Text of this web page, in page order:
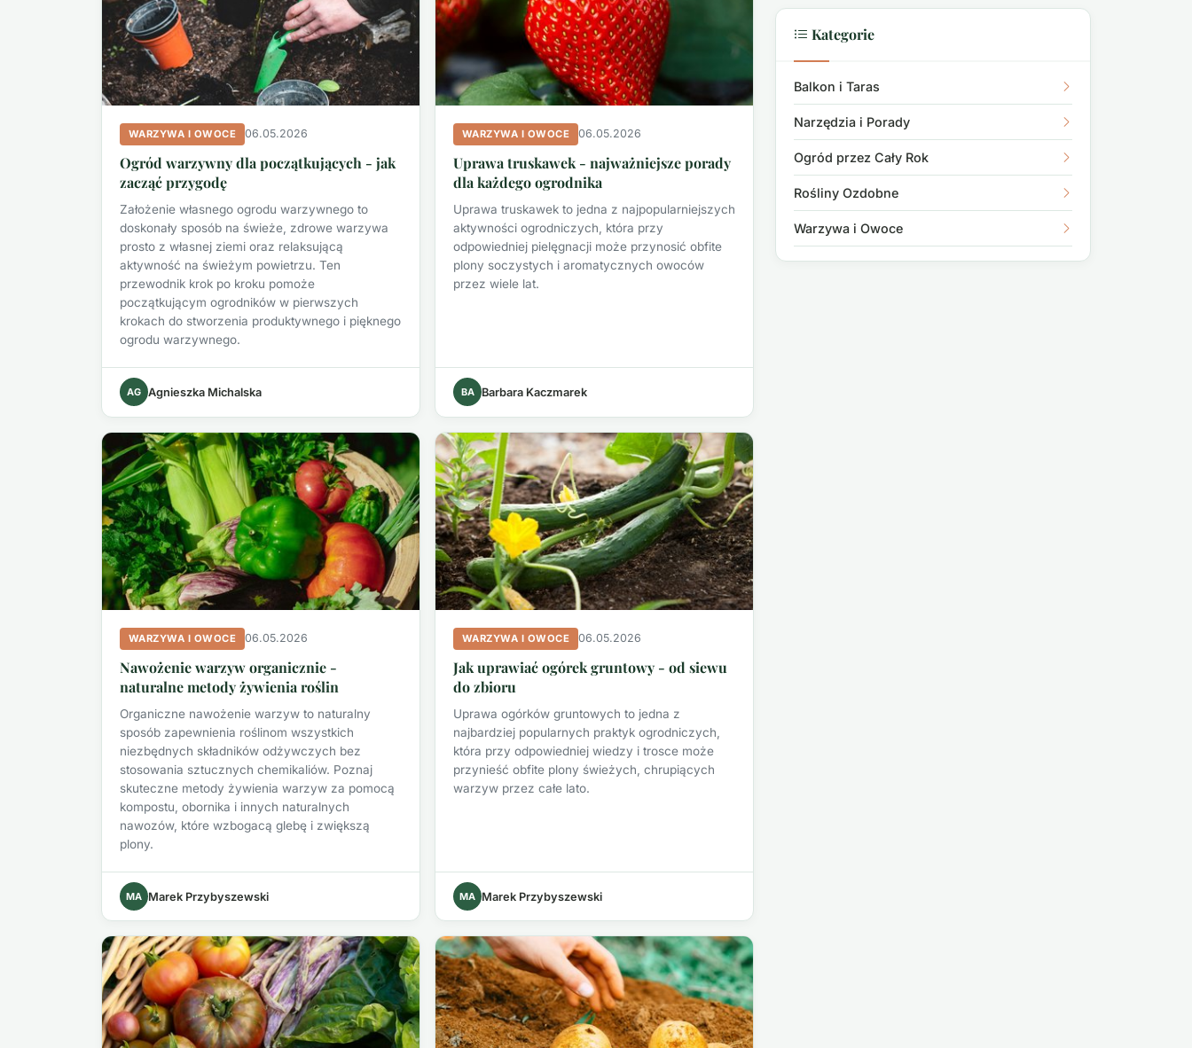
WARZYWA I OWOCE 06.05.2026
Ogród warzywny dla początkujących - jak
zacząć przygodę
Założenie własnego ogrodu warzywnego to
doskonały sposób na świeże, zdrowe warzywa
prosto z własnej ziemi oraz relaksującą
aktywność na świeżym powietrzu. Ten
przewodnik krok po kroku pomoże
początkującym ogrodników w pierwszych
krokach do stworzenia produktywnego i pięknego
ogrodu warzywnego.
AG Agnieszka Michalska
WARZYWA I OWOCE 06.05.2026
Uprawa truskawek - najważniejsze porady
dla każdego ogrodnika
Uprawa truskawek to jedna z najpopularniejszych
aktywności ogrodniczych, która przy
odpowiedniej pielęgnacji może przynosić obfite
plony soczystych i aromatycznych owoców
przez wiele lat.
BA Barbara Kaczmarek
WARZYWA I OWOCE 06.05.2026
Nawożenie warzyw organicznie -
naturalne metody żywienia roślin
Organiczne nawożenie warzyw to naturalny
sposób zapewnienia roślinom wszystkich
niezbędnych składników odżywczych bez
stosowania sztucznych chemikaliów. Poznaj
skuteczne metody żywienia warzyw za pomocą
kompostu, obornika i innych naturalnych
nawozów, które wzbogacą glebę i zwiększą
plony.
MA Marek Przybyszewski
WARZYWA I OWOCE 06.05.2026
Jak uprawiać ogórek gruntowy - od siewu
do zbioru
Uprawa ogórków gruntowych to jedna z
najbardziej popularnych praktyk ogrodniczych,
która przy odpowiedniej wiedzy i trosce może
przynieść obfite plony świeżych, chrupiących
warzyw przez całe lato.
MA Marek Przybyszewski
Kategorie
Balkon i Taras
Narzędzia i Porady
Ogród przez Cały Rok
Rośliny Ozdobne
Warzywa i Owoce